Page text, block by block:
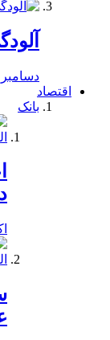
دسامبر 24, 2019
اقتصاد
بانک